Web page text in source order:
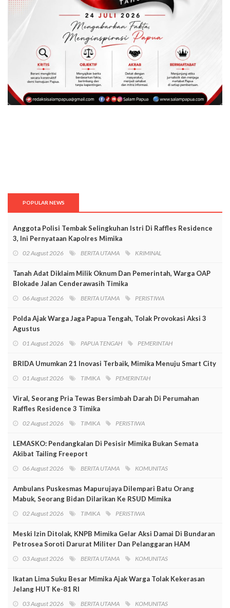
POPULAR NEWS
Anggota Polisi Tembak Selingkuhan Istri Di Raffles Residence
3, Ini Pernyataan Kapolres Mimika
02 August 2026 BERITA UTAMA KRIMINAL
Tanah Adat Diklaim Milik Oknum Dan Pemerintah, Warga OAP
Blokade Jalan Cenderawasih Timika
06 August 2026 BERITA UTAMA PERISTIWA
Polda Ajak Warga Jaga Papua Tengah, Tolak Provokasi Aksi 3
Agustus
01 August 2026 PAPUA TENGAH PEMERINTAH
BRIDA Umumkan 21 Inovasi Terbaik, Mimika Menuju Smart City
01 August 2026 TIMIKA PEMERINTAH
Viral, Seorang Pria Tewas Bersimbah Darah Di Perumahan
Raffles Residence 3 Timika
02 August 2026 TIMIKA PERISTIWA
LEMASKO: Pendangkalan Di Pesisir Mimika Bukan Semata
Akibat Tailing Freeport
06 August 2026 BERITA UTAMA KOMUNITAS
Ambulans Puskesmas Mapurujaya Dilempari Batu Orang
Mabuk, Seorang Bidan Dilarikan Ke RSUD Mimika
02 August 2026 TIMIKA PERISTIWA
Meski Izin Ditolak, KNPB Mimika Gelar Aksi Damai Di Bundaran
Petrosea Soroti Darurat Militer Dan Pelanggaran HAM
03 August 2026 BERITA UTAMA KOMUNITAS
Ikatan Lima Suku Besar Mimika Ajak Warga Tolak Kekerasan
Jelang HUT Ke-81 RI
03 August 2026 BERITA UTAMA KOMUNITAS